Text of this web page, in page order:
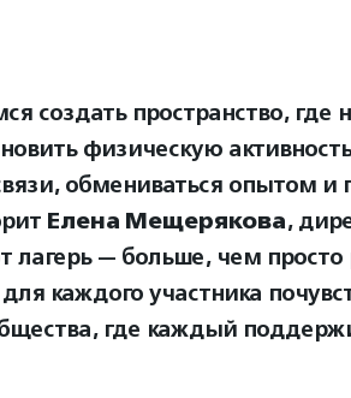
создать пространство, где
физическую
обмениваться опытом и
Елена Мещерякова,
лагерь — больше, чем
каждого участника
где каждый